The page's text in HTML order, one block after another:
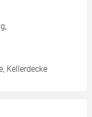
Kellerdecke